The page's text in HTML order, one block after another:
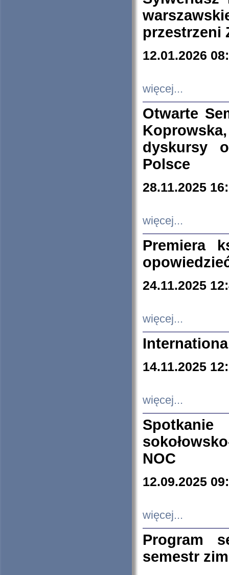
przestrzeni
12.01.2026
więcej...
Otwarte
dyskursy
Polsce
28.11.2025
więcej...
Premiera
24.11.2025
więcej...
14.11.2025
więcej...
NOC
12.09.2025
więcej...
Program
semestr